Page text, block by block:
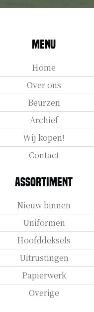
Menu
Home
Over ons
Beurzen
Archief
Wij kopen!
Contact
Assortiment
Nieuw binnen
Uniformen
Hoofddeksels
Uitrustingen
Papierwerk
Overige